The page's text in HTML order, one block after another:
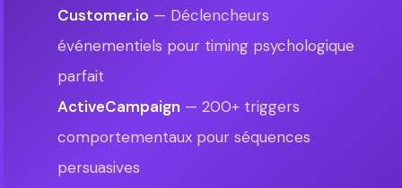
Customer.io — Déclencheurs
événementiels pour timing psychologique
parfait
ActiveCampaign — 200+ triggers
comportementaux pour séquences
persuasives